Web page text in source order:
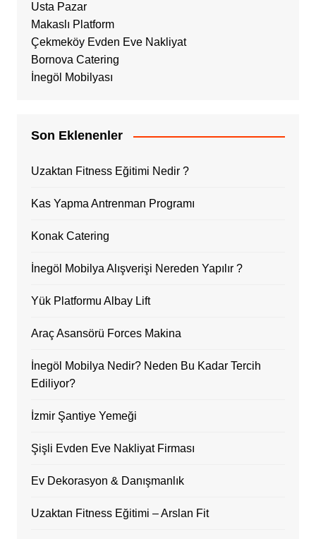
Usta Pazar
Makaslı Platform
Çekmeköy Evden Eve Nakliyat
Bornova Catering
İnegöl Mobilyası
Son Eklenenler
Uzaktan Fitness Eğitimi Nedir ?
Kas Yapma Antrenman Programı
Konak Catering
İnegöl Mobilya Alışverişi Nereden Yapılır ?
Yük Platformu Albay Lift
Araç Asansörü Forces Makina
İnegöl Mobilya Nedir? Neden Bu Kadar Tercih
Ediliyor?
İzmir Şantiye Yemeği
Şişli Evden Eve Nakliyat Firması
Ev Dekorasyon & Danışmanlık
Uzaktan Fitness Eğitimi – Arslan Fit